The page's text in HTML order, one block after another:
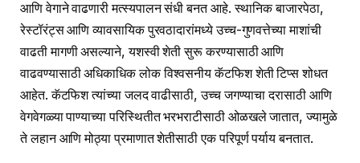
आणि वेगाने वाढणारी मत्स्यपालन संधी बनत आहे. स्थानिक बाजारपेठा,
रेस्टॉरंट्स आणि व्यावसायिक पुरवठादारांमध्ये उच्च-गुणवत्तेच्या माशांची
वाढती मागणी असल्याने, यशस्वी शेती सुरू करण्यासाठी आणि
वाढवण्यासाठी अधिकाधिक लोक विश्वसनीय कॅटफिश शेती टिप्स शोधत
आहेत. कॅटफिश त्यांच्या जलद वाढीसाठी, उच्च जगण्याचा दरासाठी आणि
वेगवेगळ्या पाण्याच्या परिस्थितीत भरभराटीसाठी ओळखले जातात, ज्यामुळे
ते लहान आणि मोठ्या प्रमाणात शेतीसाठी एक परिपूर्ण पर्याय बनतात.